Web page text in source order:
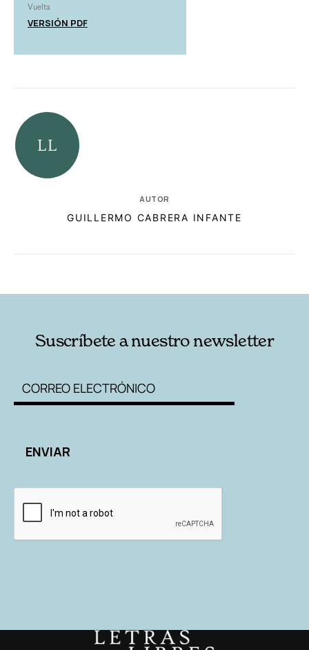
Vuelta
VERSIÓN PDF
AUTOR
GUILLERMO CABRERA INFANTE
Suscríbete a nuestro newsletter